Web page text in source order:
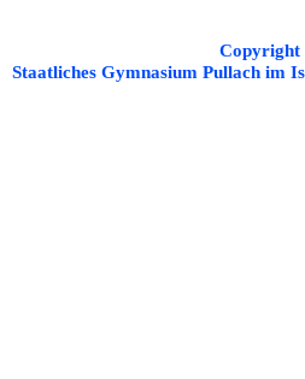
Copyright
Staatliches Gymnasium Pullach im